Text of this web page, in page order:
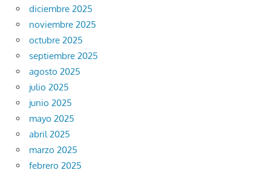
diciembre 2025
noviembre 2025
octubre 2025
septiembre 2025
agosto 2025
julio 2025
junio 2025
mayo 2025
abril 2025
marzo 2025
febrero 2025